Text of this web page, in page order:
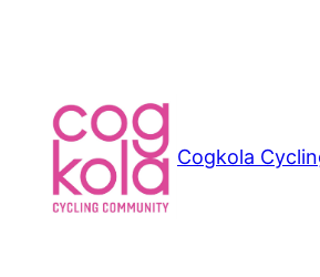
Cogkola